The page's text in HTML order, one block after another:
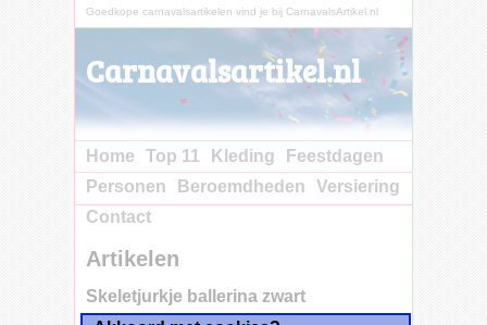
Goedkope carnavalsartikelen vind je bij CarnavalsArtikel.nl
Carnavalsartikel.nl
Home Top 11 Kleding
Feestdagen
Personen
Beroemdheden
Versiering
Contact
Artikelen
Skeletjurkje ballerina zwart